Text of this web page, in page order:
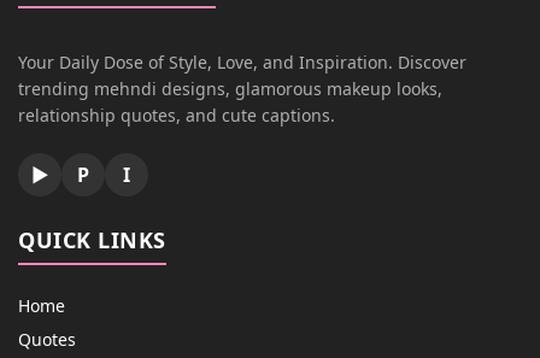
Your Daily Dose of Style, Love, and Inspiration. Discover
trending mehndi designs, glamorous makeup looks,
relationship quotes, and cute captions.
▶ P I
QUICK LINKS
Home
Quotes